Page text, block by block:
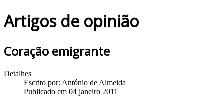
Artigos de opinião
Coração emigrante
Detalhes
Escrito por: António de Almeida
Publicado em 04 janeiro 2011